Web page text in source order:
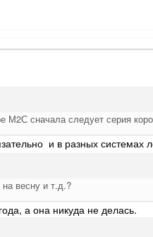
М2С сначала следует серия
и в разных системах
весну и т.д.?
а она никуда не делась.